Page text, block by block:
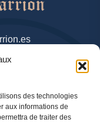
des technologies
aux informations de
de traiter des
semaine